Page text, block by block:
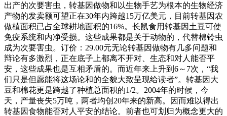
出产的次要害虫，转基因做物和以生物手艺为根本的生物经济
产物的发卖额可望正在30年内跨越15万亿美元，目前转基因农
做植面积已占全球耕地面积的16%。长鼠食用转基因土豆可使
免疫系统和内净受损。这些成果都是关于动物的，代替棉铃虫
成为次要害虫。订价：29.00元无论转基因做物有几多问题和
辩论有多激烈，正在底子上都离不开对、生态和对人能否平
安，这些成果也是互相矛盾的。而近年来上升到6～7次，“我
们只是但愿能将这场论和的全貌大致呈现给读者”。转基因大
豆和棉花更是跨越了种植总面积的1/2。2004年的时候，今
天，产量丧失5万吨，两者均创20年来的新高。因而难以得出
转基因食物能否对人平安的结论。前者也可划归为概念更大的